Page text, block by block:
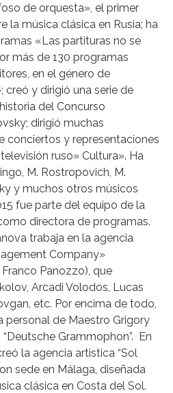
de orquesta», el primer
la música clásica en Rusia; ha
«Las partituras no se
más de 130 programas
en el género de
creó y dirigió una serie de
del Concurso
dirigió muchas
conciertos y representaciones
ruso» Cultura». Ha
M. Rostropovich, M.
y muchos otros músicos
fue parte del equipo de la
directora de programas.
trabaja en la agencia
Company»
Panozzo), que
Arcadi Volodos, Lucas
etc. Por encima de todo,
personal de Maestro Grigory
Grammophon”. En
la agencia artistica “Sol
sede en Málaga, diseñada
clásica en Costa del Sol.